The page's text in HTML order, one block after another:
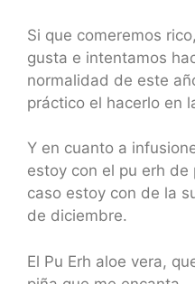
Si que comeremos
gusta e intentamos
normalidad de este
práctico el hacerlo en
Y en cuanto a
estoy con el pu erh de
caso estoy con de la
de diciembre.
El Pu Erh aloe vera,